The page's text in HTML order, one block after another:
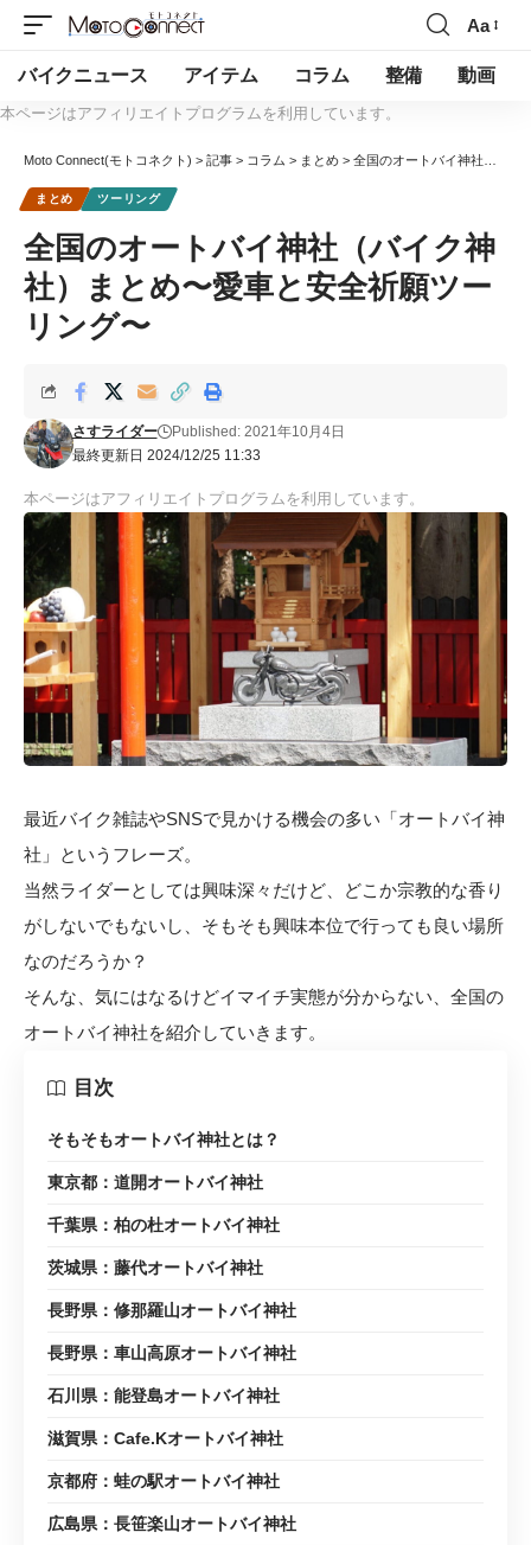
Aa
バイクニュース アイテム コラム 整備 動画
本ページはアフィリエイトプログラムを利用しています。
Moto Connect(モトコネクト) > 記事 > コラム > まとめ > 全国のオートバイ神社（バイク神社）まとめ〜愛車と安全祈願ツーリング〜
まとめ ツーリング
全国のオートバイ神社（バイク神
社）まとめ〜愛車と安全祈願ツー
リング〜
最終更新日 2024/12/25 11:33
さすライダー Published: 2021年10月4日
本ページはアフィリエイトプログラムを利用しています。
最近バイク雑誌やSNSで見かける機会の多い「オートバイ神
社」というフレーズ。
当然ライダーとしては興味深々だけど、どこか宗教的な香り
がしないでもないし、そもそも興味本位で行っても良い場所
なのだろうか？
そんな、気にはなるけどイマイチ実態が分からない、全国の
オートバイ神社を紹介していきます。
目次
そもそもオートバイ神社とは？
東京都：道開オートバイ神社
千葉県：柏の杜オートバイ神社
茨城県：藤代オートバイ神社
長野県：修那羅山オートバイ神社
長野県：車山高原オートバイ神社
石川県：能登島オートバイ神社
滋賀県：Cafe.Kオートバイ神社
京都府：蛙の駅オートバイ神社
広島県：長笹楽山オートバイ神社